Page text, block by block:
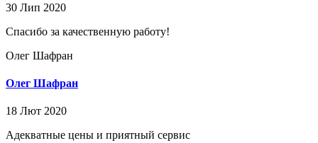
30 Лип 2020
Спасибо за качественную работу!
Олег Шафран
Олег Шафран
18 Лют 2020
Адекватные цены и приятный сервис